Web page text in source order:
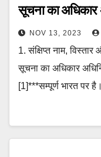
सूचना का
NOV 13, 2023
1. संक्षिप्त नाम,
सूचना का अधिकार
[1]***सम्पूर्ण भारत पर